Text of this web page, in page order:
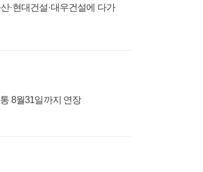
·현대건설·대우건설에 다가
8월31일까지 연장